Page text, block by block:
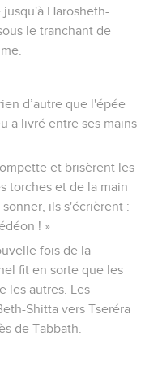
jusqu'à Harosheth-
le tranchant de
d’autre que l'épée
a livré entre ses mains
et brisèrent les
torches et de la main
ils s'écrièrent :
! »
fois de la
fit en sorte que les
les autres. Les
Shitta vers Tseréra
de Tabbath.